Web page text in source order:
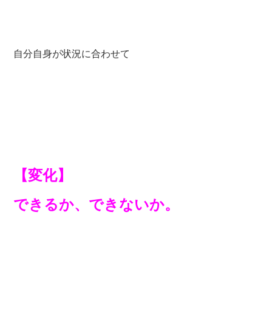
自分自身が状況に合わせて
【変化】
できるか、できないか。